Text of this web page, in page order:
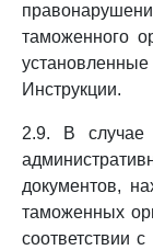
таможенного
Инструкции.
2.9. В случае
документов,
таможенных
соответствии